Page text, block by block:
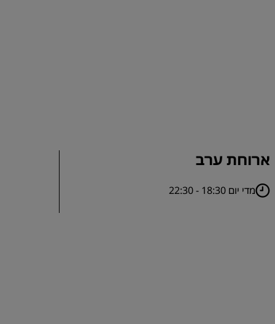
ארוחת ערב
מדי יום 18:30 - 22:30